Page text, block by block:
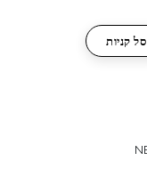
סל קניות